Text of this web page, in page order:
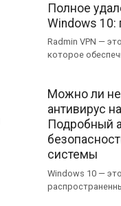
Полное
Windows 10:
Radmin VPN —
которое
Можно ли не
антивирус
Подробный
системы
Windows 10 —